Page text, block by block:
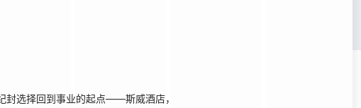
封选择回到事业的起点——斯威酒店，